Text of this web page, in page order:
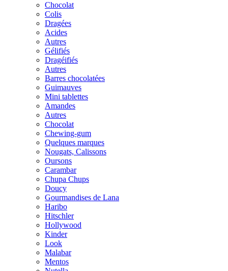
Chocolat
Colis
Dragées
Acides
Autres
Gélifiés
Dragéifiés
Autres
Barres chocolatées
Guimauves
Mini tablettes
Amandes
Autres
Chocolat
Chewing-gum
Quelques marques
Nougats, Calissons
Oursons
Carambar
Chupa Chups
Doucy
Gourmandises de Lana
Haribo
Hitschler
Hollywood
Kinder
Look
Malabar
Mentos